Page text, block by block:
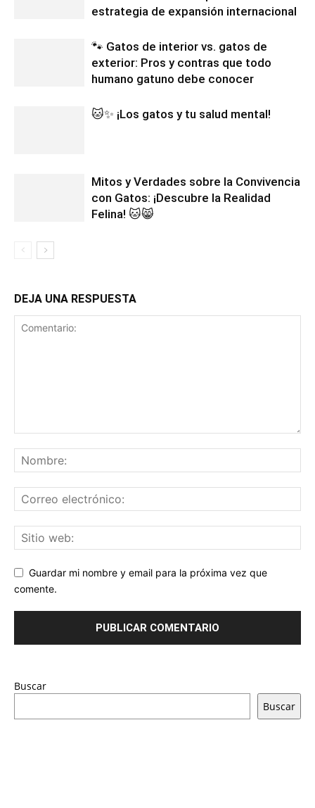
estrategia de expansión internacional
🐾 Gatos de interior vs. gatos de
exterior: Pros y contras que todo
humano gatuno debe conocer
🐱✨ ¡Los gatos y tu salud mental!
Mitos y Verdades sobre la Convivencia
con Gatos: ¡Descubre la Realidad
Felina! 🐱😸
DEJA UNA RESPUESTA
Guardar mi nombre y email para la próxima vez que
comente.
Buscar
Buscar